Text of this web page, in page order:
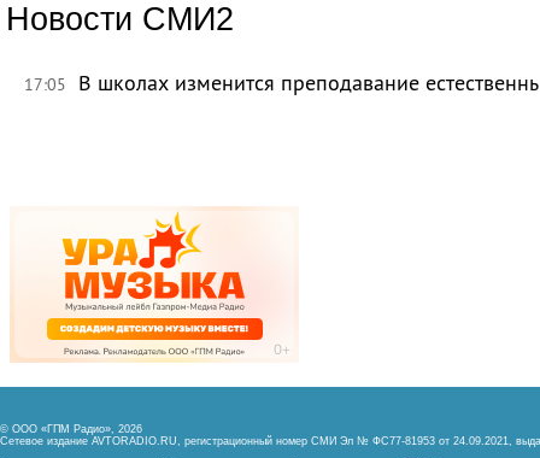
Новости СМИ2
17:05 В школах изменится преподавание
© ООО «ГПМ Радио», 2026
Сетевое издание AVTORADIO.RU, регистрационный номер СМИ Эл № ФС77-81953 от 24.09.2021,